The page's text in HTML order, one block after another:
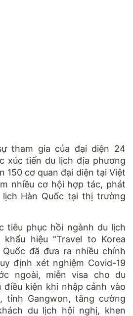
tham gia của đại diện 24
xúc tiến du lịch địa phương
150 cơ quan đại diện tại Việt
nhiều cơ hội hợp tác, phát
Hàn Quốc tại thị trường
tiêu phục hồi ngành du lịch
hiệu “Travel to Korea
Quốc đã đưa ra nhiều chính
định xét nghiệm Covid-19
ngoài, miễn visa cho du
điều kiện khi nhập cảnh vào
tỉnh Gangwon, tăng cường
du lịch hội nghị, khen